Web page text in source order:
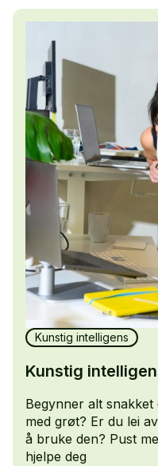
Kunstig intelligens
Kunstig
Begynner alt
med grøt? Er du lei
å bruke den? Pust
hjelpe deg